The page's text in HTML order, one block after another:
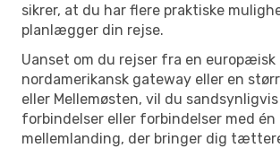
sikrer, at du har flere praktiske
planlægger din rejse.
Uanset om du rejser fra en europæisk
nordamerikansk gateway eller en
eller Mellemøsten, vil du
forbindelser eller forbindelser med én
mellemlanding, der bringer dig